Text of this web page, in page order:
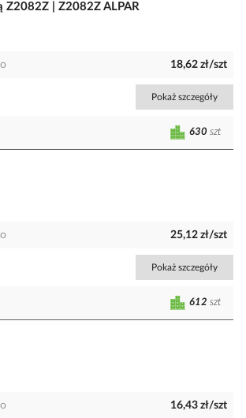
| Z2082Z ALPAR
18,62 zł/szt
Pokaż szczegóły
630 szt
25,12 zł/szt
Pokaż szczegóły
612 szt
16,43 zł/szt